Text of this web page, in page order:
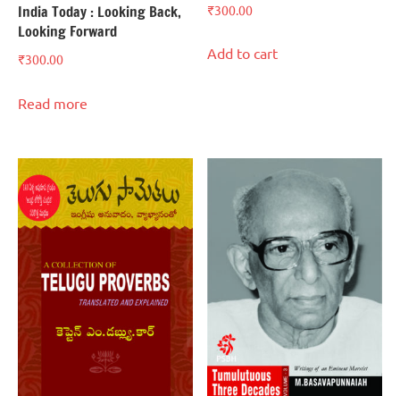
India Today : Looking Back,
Looking Forward
₹300.00
Read more
₹300.00
Add to cart